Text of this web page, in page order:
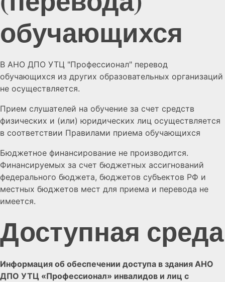
обучающихся
В АНО ДПО УТЦ "Профессионал" перевод
обучающихся из других образовательных организаций
не осуществляется.
Прием слушателей на обучение за счет средств
физических и (или) юридических лиц осуществляется
в соответствии Правилами приема обучающихся
Бюджетное финансирование не производится.
Финансируемых за счет бюджетных ассигнований
федерального бюджета, бюджетов субъектов РФ и
местных бюджетов мест для приема и перевода не
имеется.
Доступная среда
Информация об обеспечении доступа в здания АНО
ДПО УТЦ «Профессионал» инвалидов и лиц с